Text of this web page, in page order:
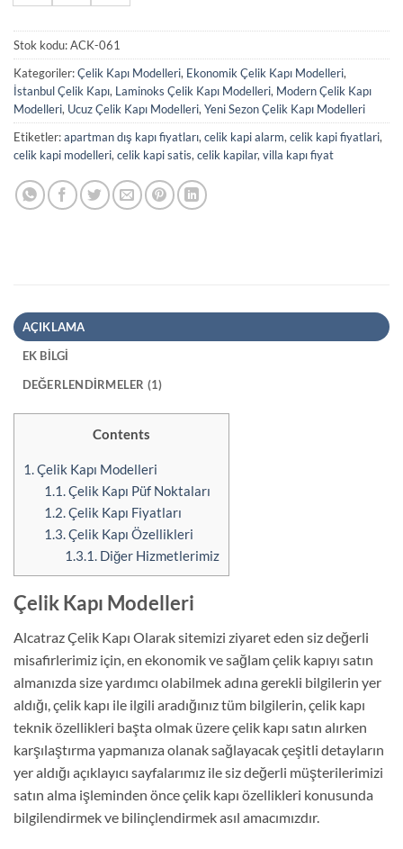
Stok kodu:ACK-061
Kategoriler:Çelik Kapı Modelleri, Ekonomik Çelik Kapı Modelleri,
İstanbul Çelik Kapı, Laminoks Çelik Kapı Modelleri, Modern Çelik Kapı
Modelleri, Ucuz Çelik Kapı Modelleri, Yeni Sezon Çelik Kapı Modelleri
Etiketler:apartman dış kapı fiyatları, celik kapi alarm, celik kapi fiyatlari,
celik kapi modelleri, celik kapi satis, celik kapilar, villa kapı fiyat
AÇIKLAMA
EK BILGI
DEĞERLENDIRMELER (1)
Contents
1.Çelik Kapı Modelleri
1.1.Çelik Kapı Püf Noktaları
1.2.Çelik Kapı Fiyatları
1.3.Çelik Kapı Özellikleri
1.3.1.Diğer Hizmetlerimiz
Çelik Kapı Modelleri
Alcatraz Çelik Kapı Olarak sitemizi ziyaret eden siz değerli
misafirlerimiz için, en ekonomik ve sağlam çelik kapıyı satın
almanızda size yardımcı olabilmek adına gerekli bilgilerin yer
aldığı, çelik kapı ile ilgili aradığınız tüm bilgilerin, çelik kapı
teknik özellikleri başta olmak üzere çelik kapı satın alırken
karşılaştırma yapmanıza olanak sağlayacak çeşitli detayların
yer aldığı açıklayıcı sayfalarımız ile siz değerli müşterilerimizi
satın alma işleminden önce çelik kapı özellikleri konusunda
bilgilendirmek ve bilinçlendirmek asıl amacımızdır.